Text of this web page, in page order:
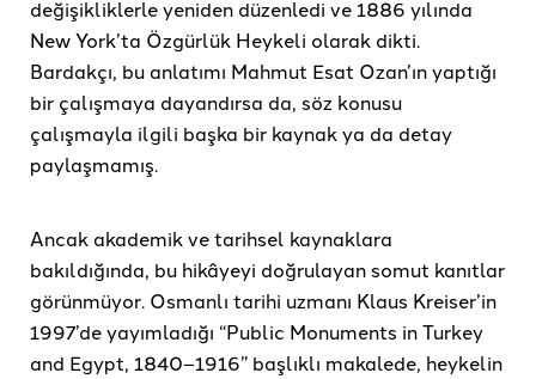
değişikliklerle yeniden düzenledi ve 1886 yılında
New York’ta Özgürlük Heykeli olarak dikti.
Bardakçı, bu anlatımı Mahmut Esat Ozan’ın yaptığı
bir çalışmaya dayandırsa da, söz konusu
çalışmayla ilgili başka bir kaynak ya da detay
paylaşmamış.
Ancak akademik ve tarihsel kaynaklara
bakıldığında, bu hikâyeyi doğrulayan somut kanıtlar
görünmüyor. Osmanlı tarihi uzmanı Klaus Kreiser’in
1997’de yayımladığı “Public Monuments in Turkey
and Egypt, 1840–1916” başlıklı makalede, heykelin